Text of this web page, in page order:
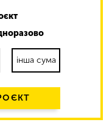
інша сума